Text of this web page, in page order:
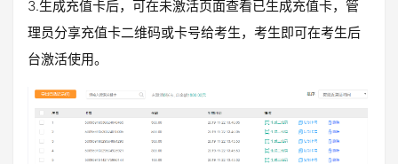
3.生成充值卡后，可在未激活页面查看已生成充值卡，管
理员分享充值卡二维码或卡号给考生，考生即可在考生后
台激活使用。